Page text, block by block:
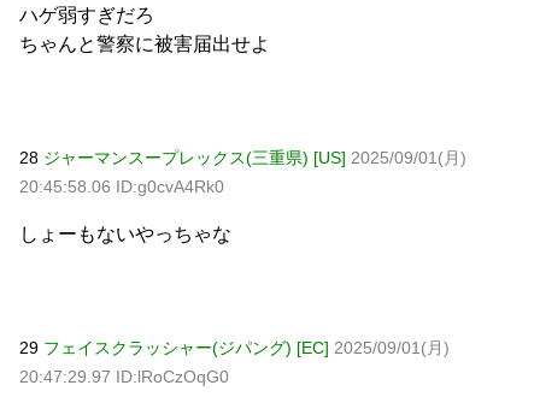
ハゲ弱すぎだろ
ちゃんと警察に被害届出せよ
28 ジャーマンスープレックス(三重県) [US] 2025/09/01(月)
20:45:58.06 ID:g0cvA4Rk0
しょーもないやっちゃな
29 フェイスクラッシャー(ジパング) [EC] 2025/09/01(月)
20:47:29.97 ID:lRoCzOqG0